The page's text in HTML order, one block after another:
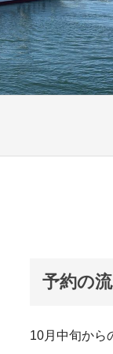
予約の
10月中旬から